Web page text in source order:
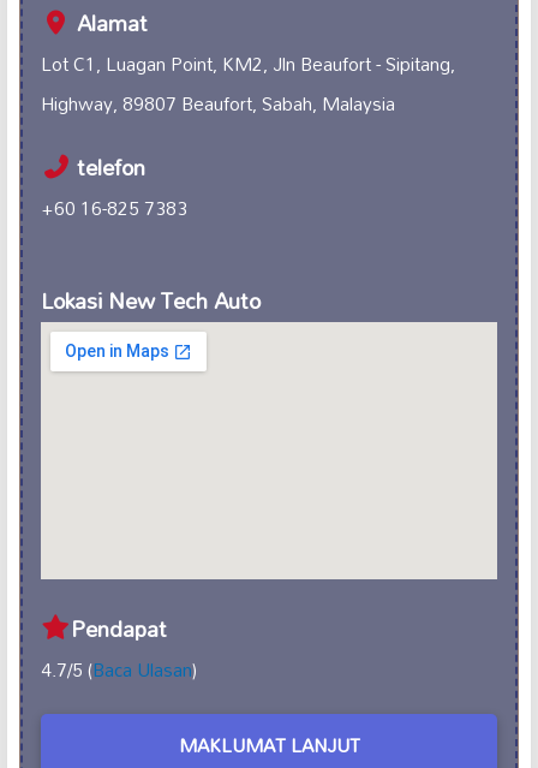
Alamat
Lot C1, Luagan Point, KM2, Jln Beaufort - Sipitang,
Highway, 89807 Beaufort, Sabah, Malaysia
telefon
+60 16-825 7383
Lokasi New Tech Auto
Pendapat
4.7/5 (Baca Ulasan)
MAKLUMAT LANJUT